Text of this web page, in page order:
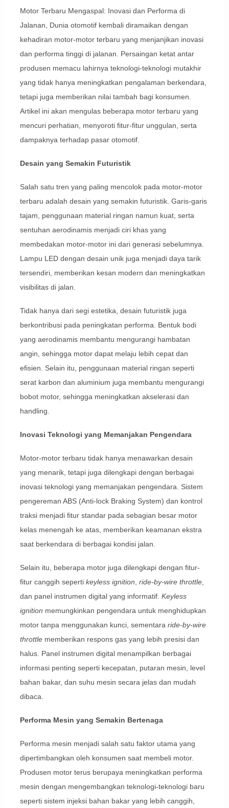
Motor Terbaru Mengaspal: Inovasi dan Performa di
Jalanan, Dunia otomotif kembali diramaikan dengan
kehadiran motor-motor terbaru yang menjanjikan inovasi
dan performa tinggi di jalanan. Persaingan ketat antar
produsen memacu lahirnya teknologi-teknologi mutakhir
yang tidak hanya meningkatkan pengalaman berkendara,
tetapi juga memberikan nilai tambah bagi konsumen.
Artikel ini akan mengulas beberapa motor terbaru yang
mencuri perhatian, menyoroti fitur-fitur unggulan, serta
dampaknya terhadap pasar otomotif.
Desain yang Semakin Futuristik
Salah satu tren yang paling mencolok pada motor-motor
terbaru adalah desain yang semakin futuristik. Garis-garis
tajam, penggunaan material ringan namun kuat, serta
sentuhan aerodinamis menjadi ciri khas yang
membedakan motor-motor ini dari generasi sebelumnya.
Lampu LED dengan desain unik juga menjadi daya tarik
tersendiri, memberikan kesan modern dan meningkatkan
visibilitas di jalan.
Tidak hanya dari segi estetika, desain futuristik juga
berkontribusi pada peningkatan performa. Bentuk bodi
yang aerodinamis membantu mengurangi hambatan
angin, sehingga motor dapat melaju lebih cepat dan
efisien. Selain itu, penggunaan material ringan seperti
serat karbon dan aluminium juga membantu mengurangi
bobot motor, sehingga meningkatkan akselerasi dan
handling.
Inovasi Teknologi yang Memanjakan Pengendara
Motor-motor terbaru tidak hanya menawarkan desain
yang menarik, tetapi juga dilengkapi dengan berbagai
inovasi teknologi yang memanjakan pengendara. Sistem
pengereman ABS (Anti-lock Braking System) dan kontrol
traksi menjadi fitur standar pada sebagian besar motor
kelas menengah ke atas, memberikan keamanan ekstra
saat berkendara di berbagai kondisi jalan.
Selain itu, beberapa motor juga dilengkapi dengan fitur-
fitur canggih seperti keyless ignition ride-by-wire throttle,
dan panel instrumen digital yang informatif. Keyless
ignition memungkinkan pengendara untuk menghidupkan
motor tanpa menggunakan kunci, sementara ride-by-wire
throttlememberikan respons gas yang lebih presisi dan
halus. Panel instrumen digital menampilkan berbagai
informasi penting seperti kecepatan, putaran mesin, level
bahan bakar, dan suhu mesin secara jelas dan mudah
dibaca.
Performa Mesin yang Semakin Bertenaga
Performa mesin menjadi salah satu faktor utama yang
dipertimbangkan oleh konsumen saat membeli motor.
Produsen motor terus berupaya meningkatkan performa
mesin dengan mengembangkan teknologi-teknologi baru
seperti sistem injeksi bahan bakar yang lebih canggih,